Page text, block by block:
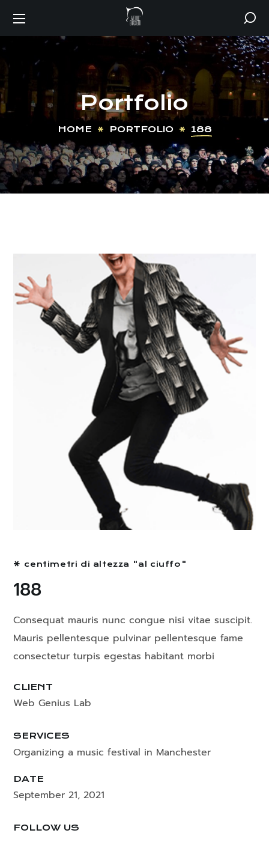
Portfolio
HOME PORTFOLIO 188
centimetri di altezza "al ciuffo"
188
Consequat mauris nunc congue nisi vitae suscipit.
Mauris pellentesque pulvinar pellentesque fame
consectetur turpis egestas habitant morbi
CLIENT
Web Genius Lab
SERVICES
Organizing a music festival in Manchester
DATE
September 21, 2021
FOLLOW US